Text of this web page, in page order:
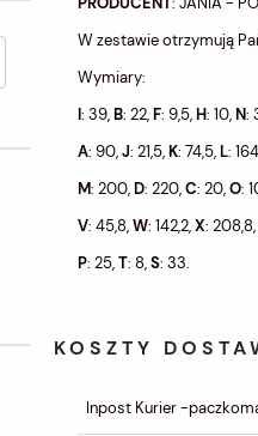
W zestawie otrzymują
Wymiary:
I: 39,B: 22,F: 9,5,H: 10,N:
A: 90,J: 21,5,K: 74,5,L:
M: 200,D: 220,C: 20,O:
V: 45,8,W: 142,2,X: 208,8,
P: 25,T: 8,S: 33.
KOSZTY
Inpost Kurier -